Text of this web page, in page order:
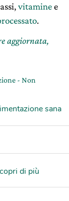
vitaminee
.
aggiornata,
- Non
sana
di più